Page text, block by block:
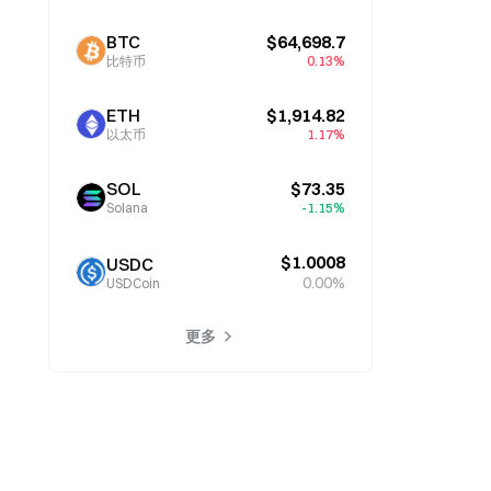
BTC
比特币
$64,698.7
0.13%
ETH
以太币
$1,914.82
1.17%
SOL
Solana
$73.35
-1.15%
USDC
USDCoin
$1.0008
0.00%
更多